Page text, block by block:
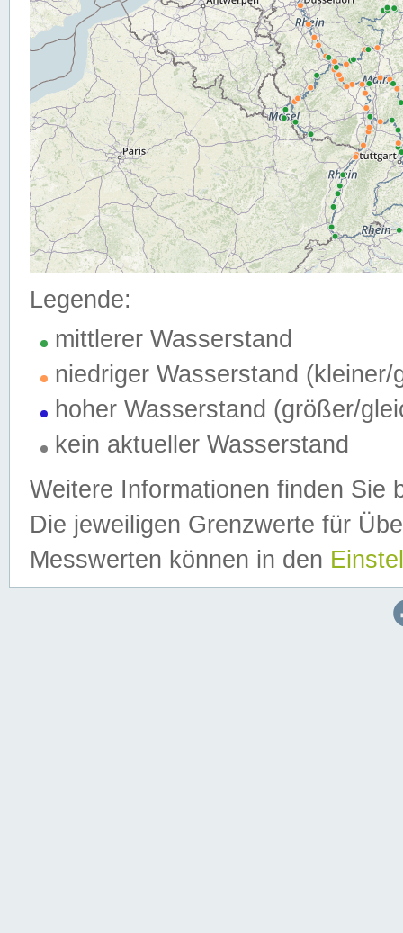
Legende:
mittlerer Wasserstand
niedriger Wasserstand (kleiner/
hoher Wasserstand (größer/
kein aktueller Wasserstand
Weitere Informationen finden Sie
Die jeweiligen Grenzwerte für
Messwerten können in den